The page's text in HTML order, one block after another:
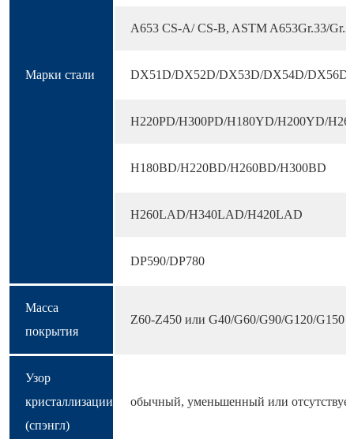
Марки стали
A653 CS-A/ CS-B, ASTM A653Gr.33/
DX51D/DX52D/DX53D/DX54D/DX56D
H220PD/H300PD/H180YD/H200YD/
H180BD/H220BD/H260BD/H300BD
H260LAD/H340LAD/H420LAD
DP590/DP780
Масса
покрытия
Z60-Z450 или G40/G60/G90/G120/G150
Узор
кристаллизации
(спэнгл)
обычный, уменьшенный или отсутствует